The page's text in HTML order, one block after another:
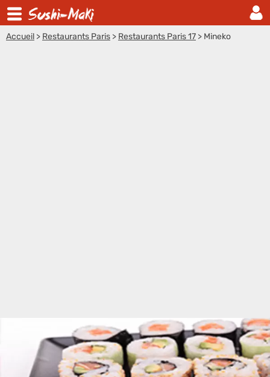
Accueil > Restaurants Paris > Restaurants Paris 17 > Mineko